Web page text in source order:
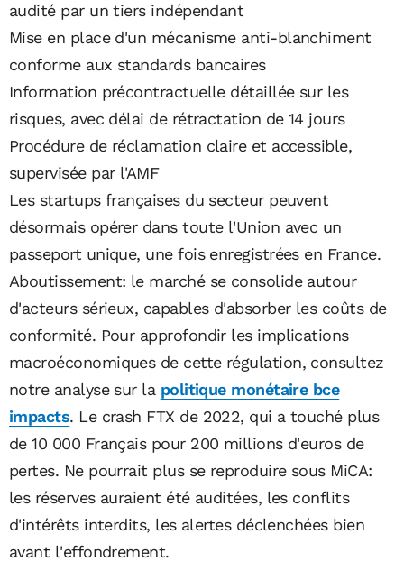
audité par un tiers indépendant
Mise en place d'un mécanisme anti-blanchiment
conforme aux standards bancaires
Information précontractuelle détaillée sur les
risques, avec délai de rétractation de 14 jours
Procédure de réclamation claire et accessible,
supervisée par l'AMF
Les startups françaises du secteur peuvent
désormais opérer dans toute l'Union avec un
passeport unique, une fois enregistrées en France.
Aboutissement: le marché se consolide autour
d'acteurs sérieux, capables d'absorber les coûts de
conformité. Pour approfondir les implications
macroéconomiques de cette régulation, consultez
notre analyse sur la politique monétaire bce
impacts. Le crash FTX de 2022, qui a touché plus
de 10 000 Français pour 200 millions d'euros de
pertes. Ne pourrait plus se reproduire sous MiCA:
les réserves auraient été auditées, les conflits
d'intérêts interdits, les alertes déclenchées bien
avant l'effondrement.